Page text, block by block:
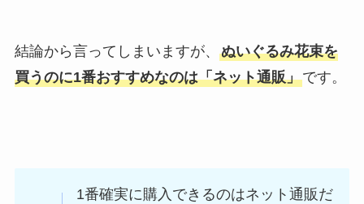
結論から言ってしまいますが、 ぬいぐるみ花束を
買うのに1番おすすめなのは「ネット通販」です。
1番確実に購入できるのはネット通販だ